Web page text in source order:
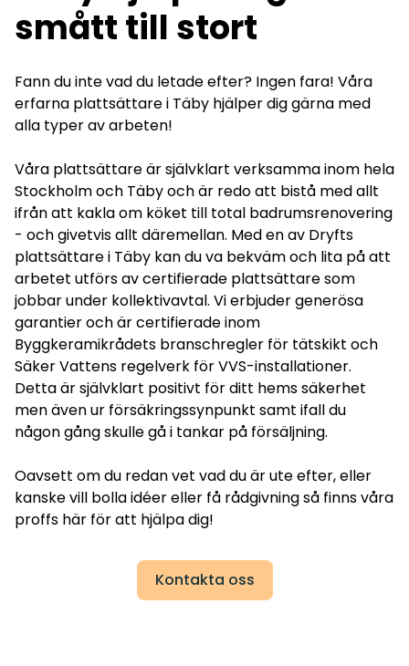
smått till stort
Fann du inte vad du letade efter? Ingen fara! Våra
erfarna plattsättare i Täby hjälper dig gärna med
alla typer av arbeten!
Våra plattsättare är självklart verksamma inom hela
Stockholmoch Täby och är redo att bistå med allt
ifrån att kakla om köket till total badrumsrenovering
- och givetvis allt däremellan. Med en av Dryfts
plattsättare i Täby kan du va bekväm och lita på att
arbetet utförs av certifierade plattsättare som
jobbar under kollektivavtal. Vi erbjuder generösa
garantier och är certifierade inom
Byggkeramikrådets branschregler för tätskikt och
Säker Vattens regelverk för VVS-installationer.
Detta är självklart positivt för ditt hems säkerhet
men även ur försäkringssynpunkt samt ifall du
någon gång skulle gå i tankar på försäljning.
Oavsett om du redan vet vad du är ute efter, eller
kanske vill bolla idéer eller få rådgivning så finns våra
proffs här för att hjälpa dig!
Kontakta oss